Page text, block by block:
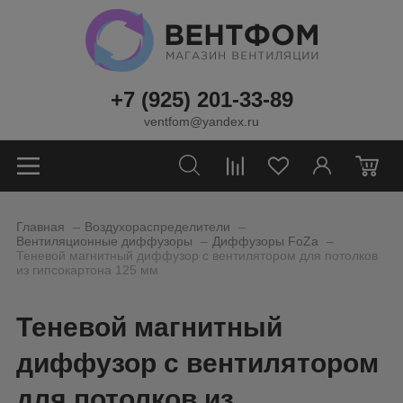
+7 (925) 201-33-89
ventfom@yandex.ru
0
Главная Воздухораспределители
Вентиляционные диффузоры _ Диффузоры FoZa
Теневой магнитный диффузор с вентилятором для потолков
из гипсокартона 125 мм
Теневой магнитный
диффузор с вентилятором